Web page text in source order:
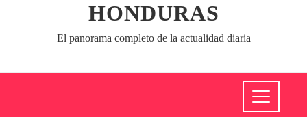
HONDURAS
El panorama completo de la actualidad diaria